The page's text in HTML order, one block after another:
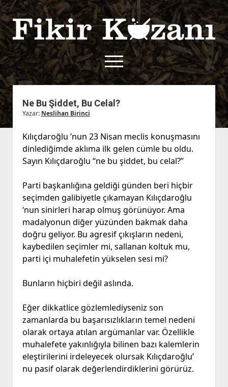
Fikir
Kazanı
menüyü
aç
twitterfacebook
rss
aç
Kullanım Koşulları
Gizlilik Politikası
Çerez Politikası
İletişim
Kurallar
Başvuru
Ne Bu Şiddet, Bu Celal?
Yazar: Neslihan Birinci
Kılıçdaroğlu ’nun 23 Nisan meclis konuşmasını
dinlediğimde aklıma ilk gelen cümle bu oldu.
Sayın Kılıçdaroğlu “ne bu şiddet, bu celal?”
Parti başkanlığına geldiği günden beri hiçbir
seçimden galibiyetle çıkamayan Kılıçdaroğlu
‘nun sinirleri harap olmuş görünüyor. Ama
madalyonun diğer yüzünden bakmak daha
doğru geliyor. Bu agresif çıkışların nedeni,
kaybedilen seçimler mi, sallanan koltuk mu,
parti içi muhalefetin yükselen sesi mi?
Bunların hiçbiri değil aslında.
Eğer dikkatlice gözlemlediyseniz son
zamanlarda bu başarısızlıkların temel nedeni
olarak ortaya atılan argümanlar var. Özellikle
muhalefete yakınlığıyla bilinen bazı kalemlerin
eleştirilerini irdeleyecek olursak Kılıçdaroğlu’
nu pasif olarak değerlendirdiklerini görürüz.